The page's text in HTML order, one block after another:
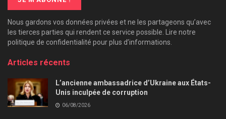
Nous gardons vos données privées et ne les partageons qu’avec
les tierces parties qui rendent ce service possible. Lire notre
politique de confidentialité pour plus d’informations.
Articles récents
L’ancienne ambassadrice d’Ukraine aux États-
Unis inculpée de corruption
06/08/2026